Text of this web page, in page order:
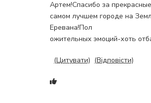
Артем!Спасибо за
самом лучшем городе на
Еревана!Пол
ожительных эмоций-хоть
(Цитувати) (Відповісти)